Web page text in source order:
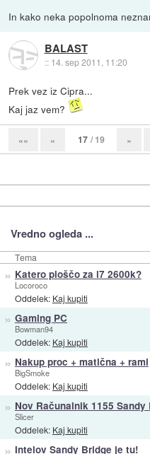
In kako neka popolnoma
BALAST
:: 14. sep 2011, 11:20
Prek vez iz Cipra...
Kaj jaz vem?
«« « 17 / 19 »
Vredno ogleda ...
Tema
» Katero ploščo za i7 2600k?
Locoroco
Oddelek: Kaj kupiti
» Gaming PC
Bowman94
Oddelek: Kaj kupiti
» Nakup proc + matična + rami
BigSmoke
Oddelek: Kaj kupiti
» Nov Računalnik 1155 Sandy
Slicer
Oddelek: Kaj kupiti
» Intelov Sandy Bridge je tu!